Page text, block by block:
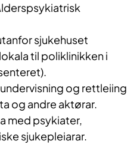
sjukehuset
til poliklinikken i
og rettleiing
og andre aktørar.
med psykiater,
sjukepleiarar.